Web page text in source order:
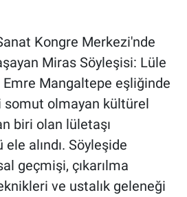
Kongre Merkezi'nde
Miras Söyleşisi: Lüle
Emre Mangaltepe eşliğinde
somut olmayan kültürel
biri olan lületaşı
alındı. Söyleşide
geçmişi, çıkarılma
ve ustalık geleneği